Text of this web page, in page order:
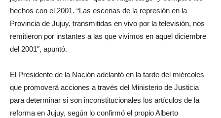
hechos con el 2001. “Las escenas de la represión en la
Provincia de Jujuy, transmitidas en vivo por la televisión, nos
remitieron por instantes a las que vivimos en aquel diciembre
del 2001″, apuntó.
El Presidente de la Nación adelantó en la tarde del miércoles
que promoverá acciones a través del Ministerio de Justicia
para determinar si son inconstitucionales los artículos de la
reforma en Jujuy, según lo confirmó el propio Alberto